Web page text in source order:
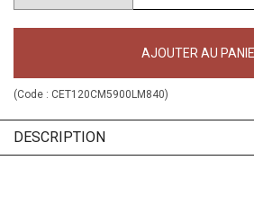
AJOUTER AU
(Code : CET120CM5900LM840)
DESCRIPTION